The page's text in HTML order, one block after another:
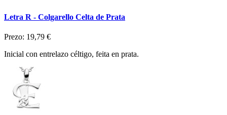
Letra R - Colgarello Celta de Prata
Prezo: 19,79 €
Inicial con entrelazo céltigo, feita en prata.